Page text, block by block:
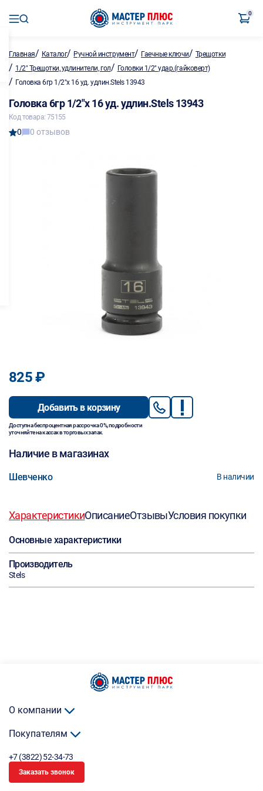
0
Главная/ Каталог/ Ручной инструмент/ Гаечные ключи/ Трещотки
/ 1/2" Трещотки, удлинители, гол/ Головки 1/2" удар.(гайковерт)
/ Головка 6гр 1/2"х 16 уд. удлин.Stels 13943
Головка 6гр 1/2"х 16 уд. удлин.Stels 13943
Код товара: 75155
0 0 отзывов
825 ₽
Добавить в корзину
Доступна беспроцентная рассрочка 0%, подробности
уточняйте на кассах в торговых залах.
Наличие в магазинах
Шевченко В наличии
ХарактеристикиОписаниеОтзывыУсловия покупки
Основные характеристики
Производитель
Stels
О компании
Покупателям
+7 (3822) 52-34-73
Заказать звонок